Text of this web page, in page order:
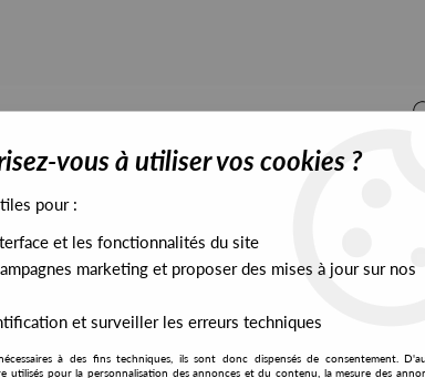
EXCLUSIVES PRESALES EXCLUSIVES
vous à utiliser vos cookies ?
pour :
et les fonctionnalités du site
marketing et proposer des mises à jour sur nos
et surveiller les erreurs techniques
à des fins techniques, ils sont donc dispensés de consentement.
utilisés pour la personnalisation des annonces et du contenu, la mesure des